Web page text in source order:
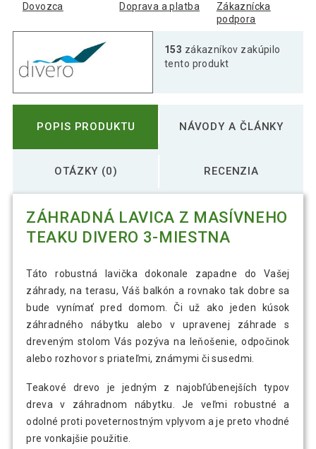
Dovozca Doprava a platba
Zákaznícka
podpora
153 zákazníkov zakúpilo
tento produkt
POPIS PRODUKTU NÁVODY A ČLÁNKY
OTÁZKY (0) RECENZIA
ZÁHRADNÁ LAVICA Z MASÍVNEHO
TEAKU DIVERO 3-MIESTNA
Táto robustná lavička dokonale zapadne do Vašej
záhrady, na terasu, Váš balkón a rovnako tak dobre sa
bude vynímať pred domom. Či už ako jeden kúsok
záhradného nábytku alebo v upravenej záhrade s
dreveným stolom Vás pozýva na leňošenie, odpočinok
alebo rozhovor s priateľmi, známymi či susedmi.
Teakové drevo je jedným z najobľúbenejších typov
dreva v záhradnom nábytku. Je veľmi robustné a
odolné proti poveternostným vplyvom a je preto vhodné
pre vonkajšie použitie.